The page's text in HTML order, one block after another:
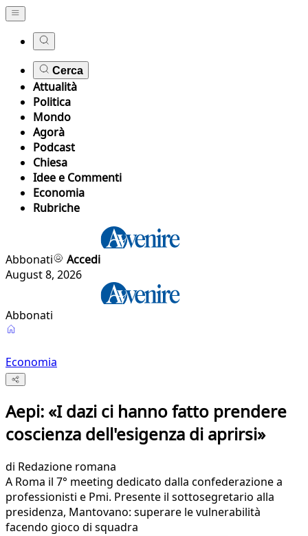
Cerca
Attualità
Politica
Mondo
Agorà
Podcast
Chiesa
Idee e Commenti
Economia
Rubriche
Abbonati
Accedi
August 8, 2026
Abbonati
Economia
Aepi: «I dazi ci hanno fatto prendere
coscienza dell'esigenza di aprirsi»
di Redazione romana
A Roma il 7° meeting dedicato dalla confederazione a
professionisti e Pmi. Presente il sottosegretario alla
presidenza, Mantovano: superare le vulnerabilità
facendo gioco di squadra